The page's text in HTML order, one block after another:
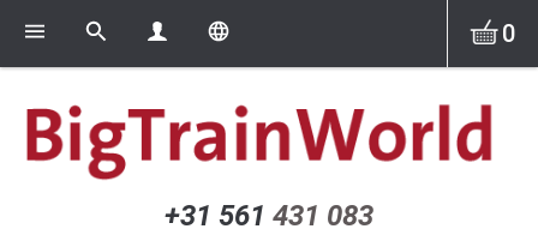
+31 561 431 083
0